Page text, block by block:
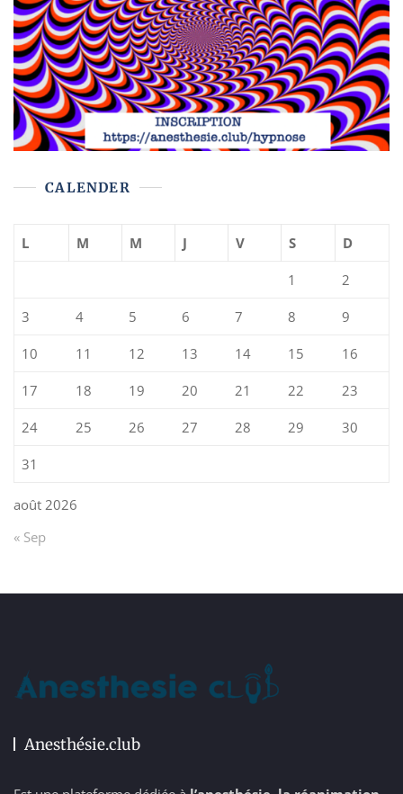
CALENDER
août 2026
L M M J V S D
1 2
3 4 5 6 7 8 9
10 11 12 13 14 15 16
17 18 19 20 21 22 23
24 25 26 27 28 29 30
31
« Sep
Anesthésie.club